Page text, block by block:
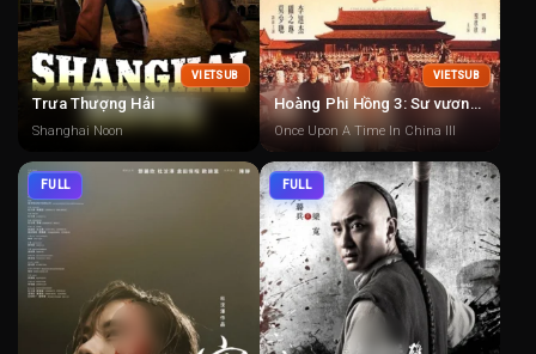
VIETSUB
Trưa Thượng Hải
Shanghai Noon
VIETSUB
Hoàng Phi Hồng 3: Sư vương tranh bá
Once Upon A Time In China III
FULL FULL